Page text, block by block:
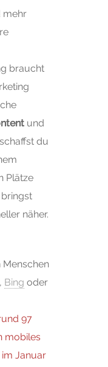
mehr
braucht
und
du
Plätze
näher.
Menschen
Bing oder
97
mobiles
Januar